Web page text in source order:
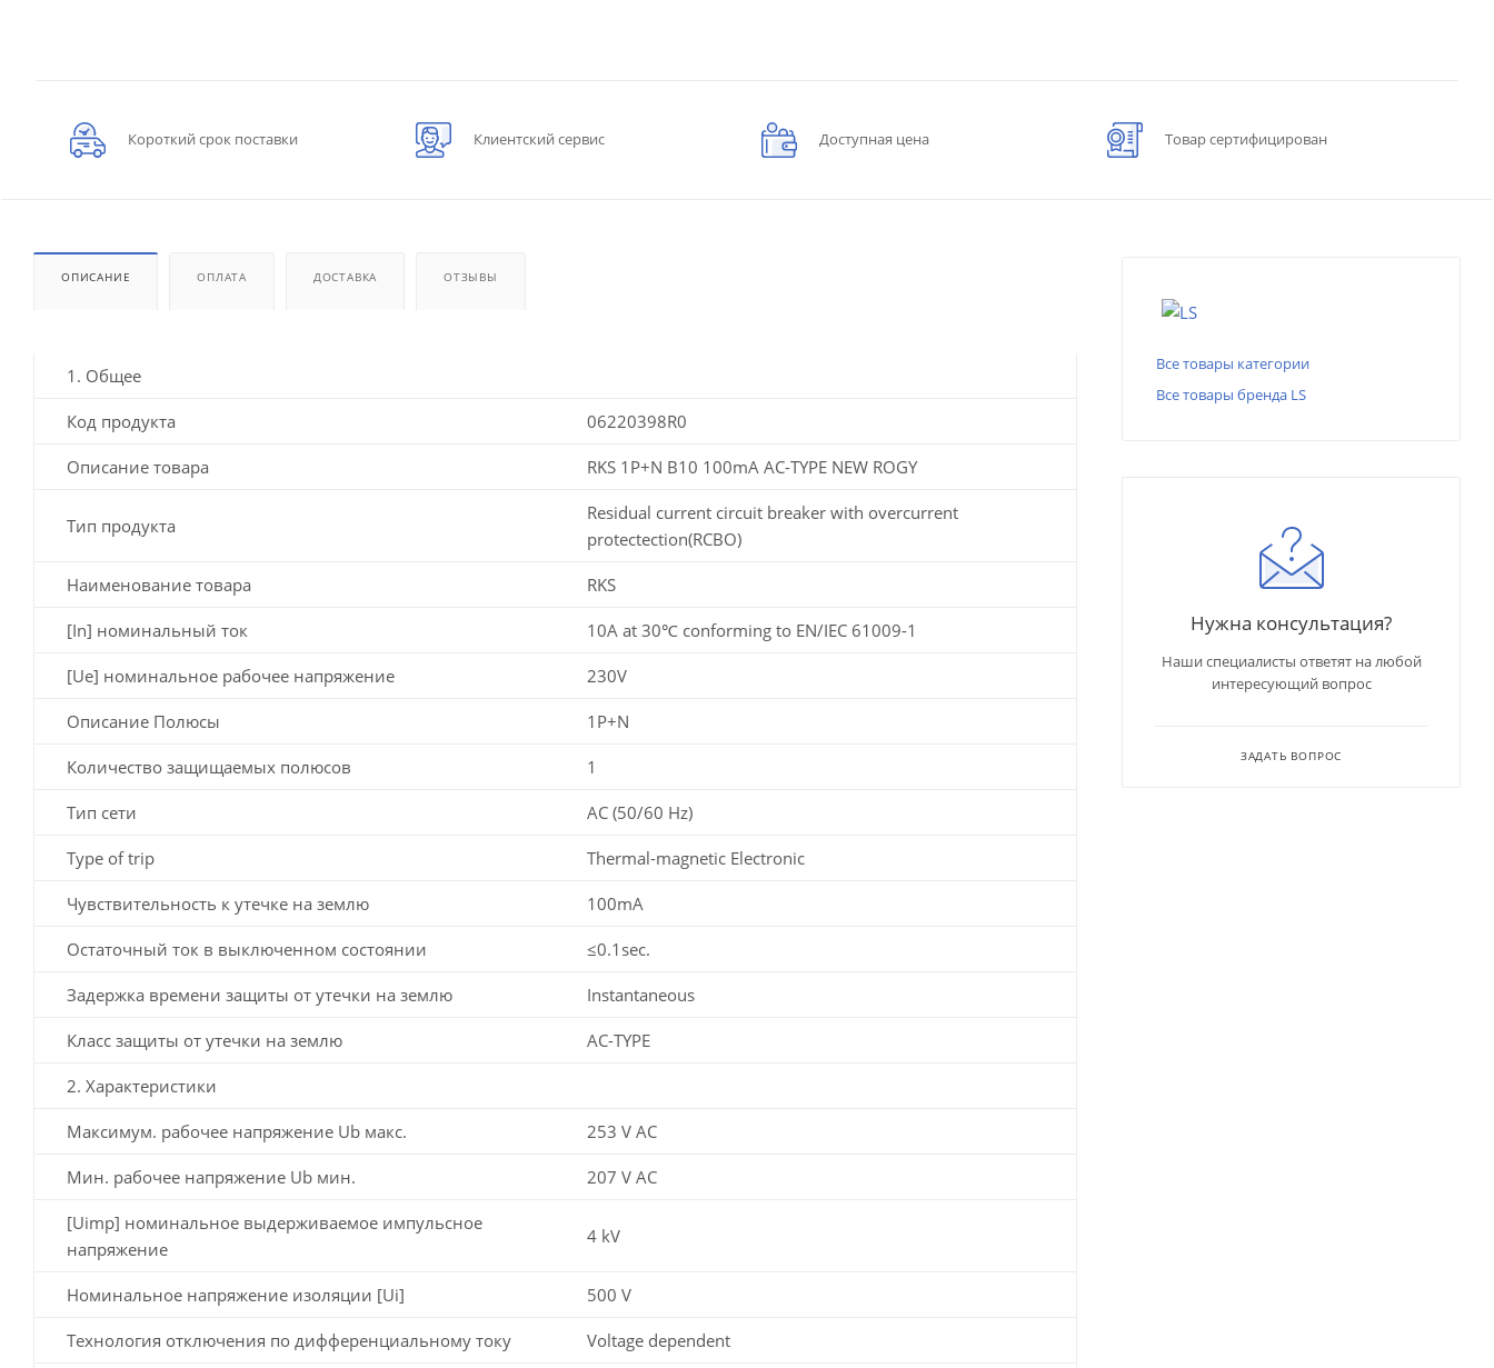
Короткий срок поставки Клиентский сервис Доступная цена Товар сертифицирован
ОПИСАНИЕ ОПЛАТА ДОСТАВКА ОТЗЫВЫ
1. Общее
Код продукта 06220398R0
Описание товара RKS 1P+N B10 100mA AC-TYPE NEW ROGY
Тип продукта
Residual current circuit breaker with overcurrent
protectection(RCBO)
Наименование товара RKS
[In] номинальный ток 10A at 30℃ conforming to EN/IEC 61009-1
[Ue] номинальное рабочее напряжение 230V
Описание Полюсы 1P+N
Количество защищаемых полюсов 1
Тип сети AC (50/60 Hz)
Type of trip Thermal-magnetic Electronic
Чувствительность к утечке на землю 100mA
Остаточный ток в выключенном состоянии ≤0.1sec.
Задержка времени защиты от утечки на землю Instantaneous
Класс защиты от утечки на землю AC-TYPE
2. Характеристики
Максимум. рабочее напряжение Ub макс. 253 V AC
Мин. рабочее напряжение Ub мин. 207 V AC
[Uimp] номинальное выдерживаемое импульсное
напряжение
4 kV
Номинальное напряжение изоляции [Ui] 500 V
Технология отключения по дифференциальному току Voltage dependent
Все товары категории
Все товары бренда LS
Нужна консультация?
Наши специалисты ответят на любой
интересующий вопрос
ЗАДАТЬ ВОПРОС